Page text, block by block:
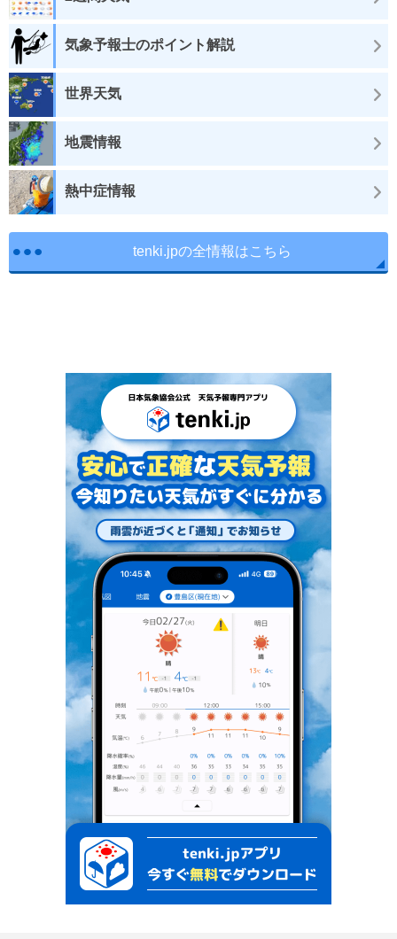
気象予報士のポイント解説
世界天気
地震情報
熱中症情報
tenki.jpの全情報はこちら